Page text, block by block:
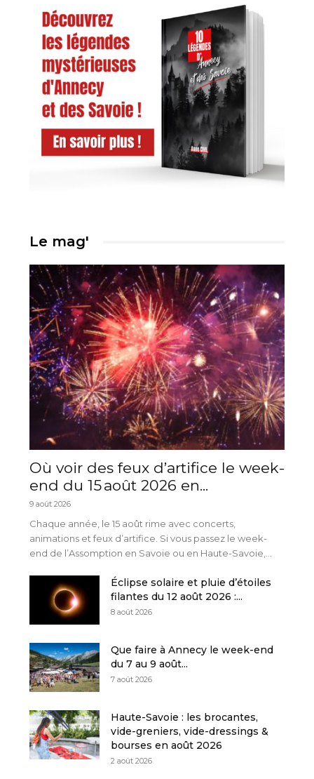
Le mag'
Où voir des feux d’artifice le week-
end du 15 août 2026 en...
9 août 2026
Chaque année, le 15 août rime avec concerts,
animations et feux d’artifice. Si vous passez le week-
end de l’Assomption en Savoie ou en Haute-Savoie,...
Éclipse solaire et pluie d’étoiles
filantes du 12 août 2026 :...
8 août 2026
Que faire à Annecy le week-end
du 7 au 9 août...
7 août 2026
Haute-Savoie : les brocantes,
vide-greniers, vide-dressings &
bourses en août 2026
2 août 2026